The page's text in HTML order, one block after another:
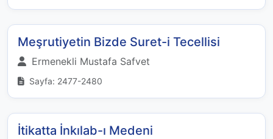
Meşrutiyetin Bizde Suret-i Tecellisi
Ermenekli Mustafa Safvet
Sayfa: 2477-2480
İtikatta İnkılab-ı Medeni